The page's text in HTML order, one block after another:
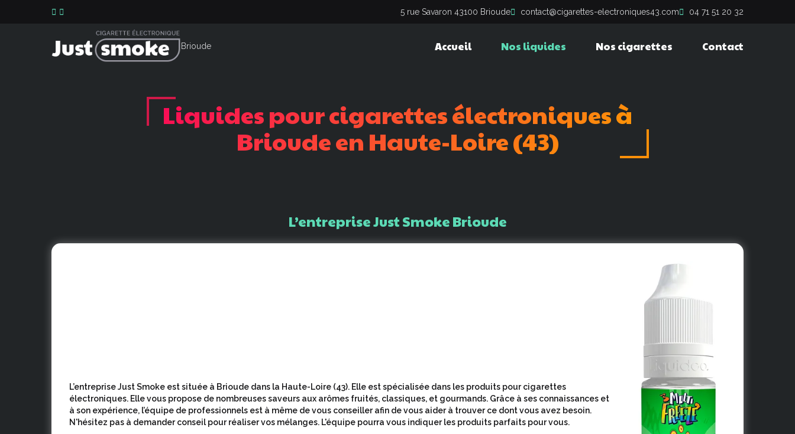
5 rue Savaron 43100 Brioude contact@cigarettes-electroniques43.com 04 71 51 20 32
Accueil Nos liquides Nos cigarettes Contact
Liquidespourcigarettesélectroniquesà
BrioudeenHaute-Loire(43)
L’entrepriseJustSmokeBrioude
L’entreprise Just Smoke est située à Brioude dans la Haute-Loire (43). Elle est spécialisée dans les produits pour cigarettes
électroniques. Elle vous propose de nombreuses saveurs aux arômes fruités, classiques, et gourmands. Grâce à ses connaissances et
à son expérience, l’équipe de professionnels est à même de vous conseiller afin de vous aider à trouver ce dont vous avez besoin.
N'hésitez pas à demander conseil pour réaliser vos mélanges. L'équipe pourra vous indiquer les produits parfaits pour vous.